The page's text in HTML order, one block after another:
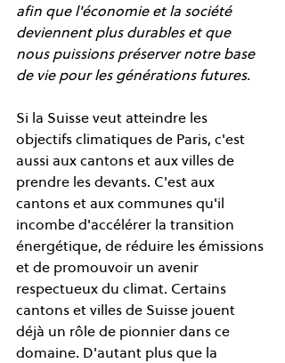
afin que l'économie et la société
deviennent plus durables et que
nous puissions préserver notre base
de vie pour les générations futures.
Si la Suisse veut atteindre les
objectifs climatiques de Paris, c'est
aussi aux cantons et aux villes de
prendre les devants. C'est aux
cantons et aux communes qu'il
incombe d'accélérer la transition
énergétique, de réduire les émissions
et de promouvoir un avenir
respectueux du climat. Certains
cantons et villes de Suisse jouent
déjà un rôle de pionnier dans ce
domaine. D'autant plus que la